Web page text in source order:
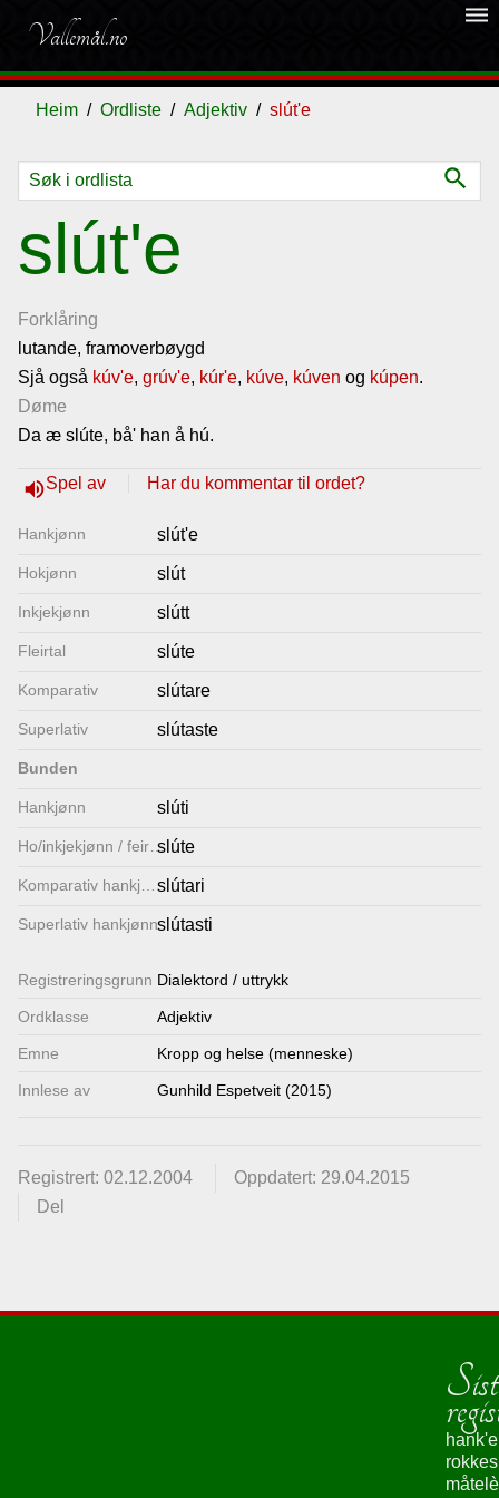
Vallemål.no
dehaze
Heim Ordliste Adjektiv slút'e
search
slút'e
Forklåring
lutande, framoverbøygd
Sjå også kúv'e, grúv'e, kúr'e, kúve, kúven og kúpen.
Døme
Da æ slúte, bå' han å hú.
volume_upSpel av Har du kommentar til ordet?
Hankjønn slút'e
Hokjønn slút
Inkjekjønn slútt
Fleirtal slúte
Komparativ slútare
Superlativ slútaste
Bunden
Hankjønn slúti
Ho/inkjekjønn / feirtal
slúte
slútari
Superlativ hankjønnslútasti
Registrerings­grunn Dialektord / uttrykk
Ordklasse Adjektiv
Emne Kropp og helse (menneske)
Innlese av Gunhild Espetveit (2015)
Registrert: 02.12.2004
Oppdatert: 29.04.2015
Del
Ordliste
Om
vallemålet
Gjestebok
Lenkjer
Kontakt
oss
hank'e